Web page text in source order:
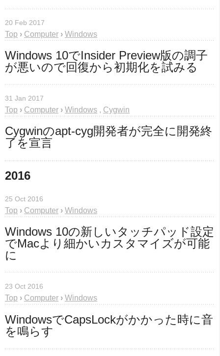
20 Feb 2017
Top › Computer › Windows
Windows 10でInsider Preview版の調子
が悪いので回復から初期化を試みる
31 Jan 2017
Top › Computer › Windows , Cygwin
Cygwinのapt-cyg開発者が完全に開発終
了を宣言
2016
25 Oct 2016
Top › Computer › Windows
Windows 10の新しいタッチパッド設定
でMacより細かいカスタマイズが可能
に
23 Oct 2016
Top › Computer › Windows
WindowsでCapsLockがかかった時に音
を鳴らす